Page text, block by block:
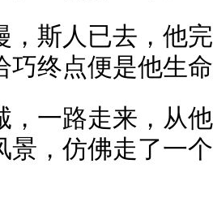
人已去，他完
巧终点便是他生
路走来，从他
景，仿佛走了一